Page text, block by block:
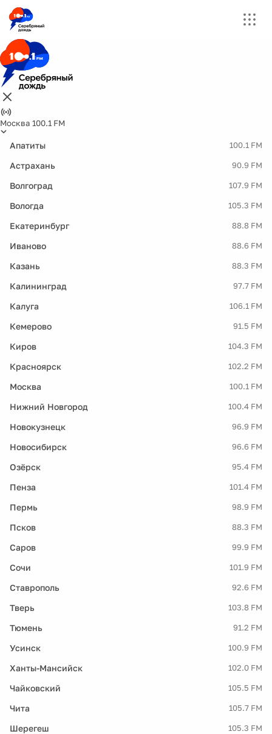
Москва 100.1 FM
Апатиты 100.1 FM
Астрахань 90.9 FM
Волгоград 107.9 FM
Вологда 105.3 FM
Екатеринбург 88.8 FM
Иваново 88.6 FM
Казань 88.3 FM
Калининград 97.7 FM
Калуга 106.1 FM
Кемерово 91.5 FM
Киров 104.3 FM
Красноярск 102.2 FM
Москва 100.1 FM
Нижний Новгород 100.4 FM
Новокузнецк 96.9 FM
Новосибирск 96.6 FM
Озёрск 95.4 FM
Пенза 101.4 FM
Пермь 98.9 FM
Псков 88.3 FM
Саров 99.9 FM
Сочи 101.9 FM
Ставрополь 92.6 FM
Тверь 103.8 FM
Тюмень 91.2 FM
Усинск 100.9 FM
Ханты-Мансийск 102.0 FM
Чайковский 105.5 FM
Чита 105.7 FM
Шерегеш 105.3 FM